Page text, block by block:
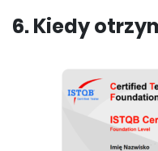
6. Kiedy